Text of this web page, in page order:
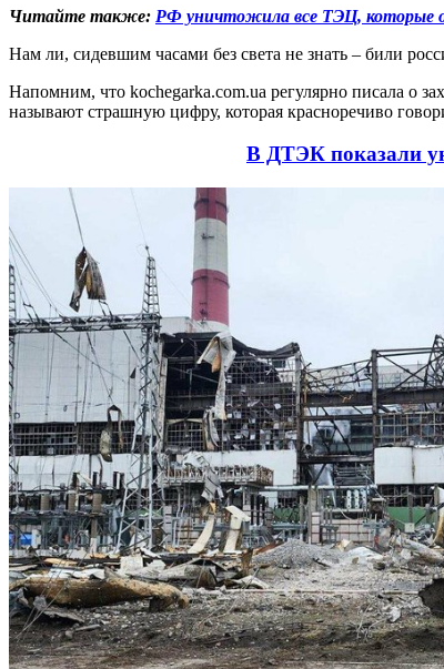
Читайте также: РФ уничтожила все ТЭЦ, которые
Нам ли, сидевшим часами без света не знать – били
Напомним, что kochegarka.com.ua регулярно писала о
называют страшную цифру, которая красноречиво
В ДТЭК показали